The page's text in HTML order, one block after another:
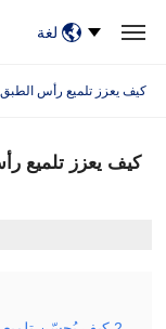
بيت
منتجات
فيديو
حالات
أخبار
معلومات عنا
اتصل بنا
لغة
كيف يعزز تلميع رأس الطبق
كيف يعزز تلميع